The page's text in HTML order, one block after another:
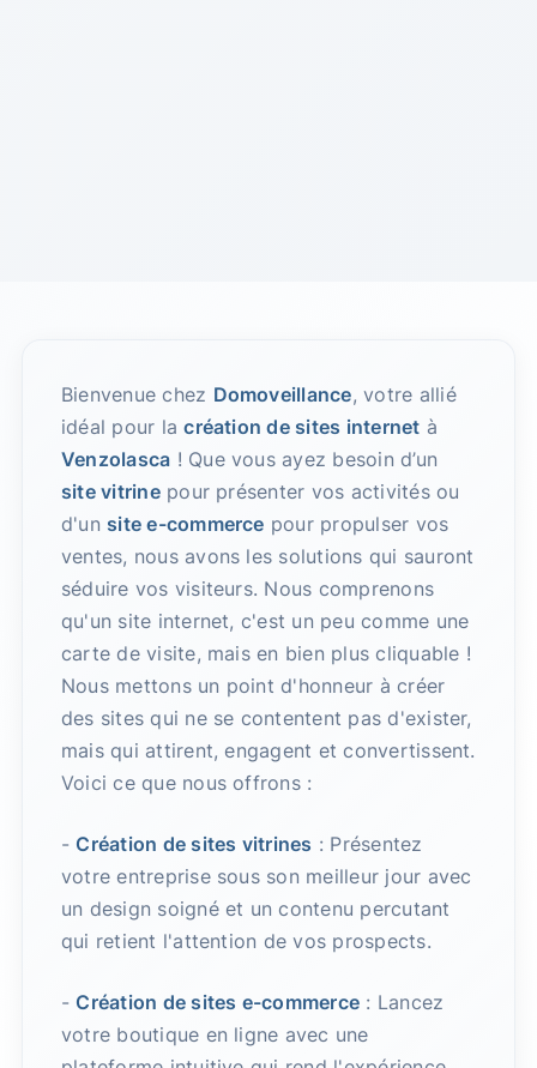
Bienvenue chez Domoveillance, votre allié
idéal pour lacréation de sites internet à
Venzolasca ! Que vous ayez besoin d’un
site vitrinepour présenter vos activités ou
d'un site e-commerce pour propulser vos
ventes, nous avons les solutions qui sauront
séduire vos visiteurs. Nous comprenons
qu'un site internet, c'est un peu comme une
carte de visite, mais en bien plus cliquable !
Nous mettons un point d'honneur à créer
des sites qui ne se contentent pas d'exister,
mais qui attirent, engagent et convertissent.
Voici ce que nous offrons :
- Création de sites vitrines : Présentez
votre entreprise sous son meilleur jour avec
un design soigné et un contenu percutant
qui retient l'attention de vos prospects.
- Création de sites e-commerce : Lancez
votre boutique en ligne avec une